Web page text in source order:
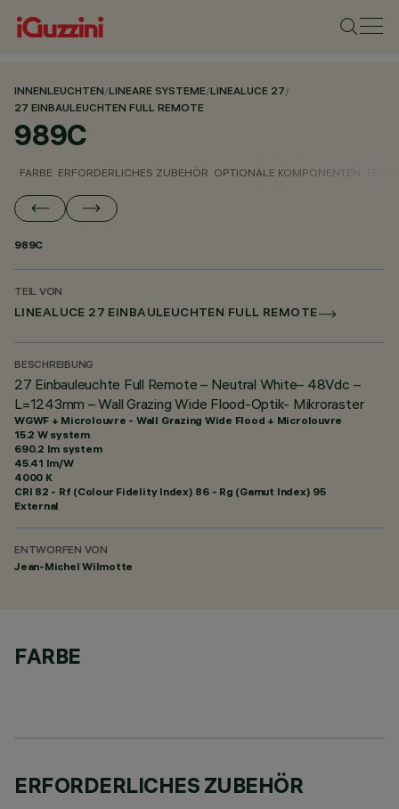
INNENLEUCHTEN/LINEARE SYSTEME/LINEALUCE 27/
27 EINBAULEUCHTEN FULL REMOTE
989C
FARBE ERFORDERLICHES ZUBEHÖR OPTIONALE KOMPONENTEN
989C
TEIL VON
LINEALUCE 27 EINBAULEUCHTEN FULL REMOTE
BESCHREIBUNG
27 Einbauleuchte Full Remote – Neutral White– 48Vdc –
L=1243mm – Wall Grazing Wide Flood-Optik- Mikroraster
WGWF + Microlouvre - Wall Grazing Wide Flood + Microlouvre
15.2 W system
690.2 lm system
45.41 lm/W
4000 K
CRI 82 - Rf (Colour Fidelity Index) 86 - Rg (Gamut Index) 95
External
ENTWORFEN VON
Jean-Michel Wilmotte
FARBE
ERFORDERLICHES ZUBEHÖR